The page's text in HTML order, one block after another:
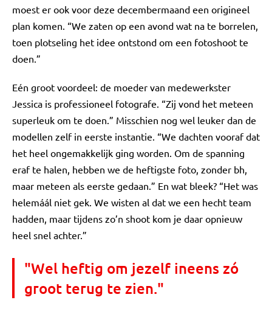
moest er ook voor deze decembermaand een origineel
plan komen. “We zaten op een avond wat na te borrelen,
toen plotseling het idee ontstond om een fotoshoot te
doen.”
Eén groot voordeel: de moeder van medewerkster
Jessica is professioneel fotografe. “Zij vond het meteen
superleuk om te doen.” Misschien nog wel leuker dan de
modellen zelf in eerste instantie. “We dachten vooraf dat
het heel ongemakkelijk ging worden. Om de spanning
eraf te halen, hebben we de heftigste foto, zonder bh,
maar meteen als eerste gedaan.” En wat bleek? “Het was
helemáál niet gek. We wisten al dat we een hecht team
hadden, maar tijdens zo’n shoot kom je daar opnieuw
heel snel achter.”
"Wel heftig om jezelf ineens zó
groot terug te zien."